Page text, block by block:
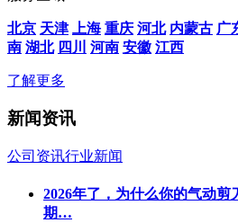
北京 天津 上海 重庆 河北 内蒙古 广
南 湖北 四川 河南 安徽 江西
了解更多
新闻资讯
公司资讯行业新闻
2026年了，为什么你的气动剪
期…